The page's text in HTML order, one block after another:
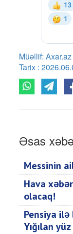
Müəllif: Axar.az
Tarix :
Əsas
Messinin
Hava
olacaq!
Pensiya
Yığılan